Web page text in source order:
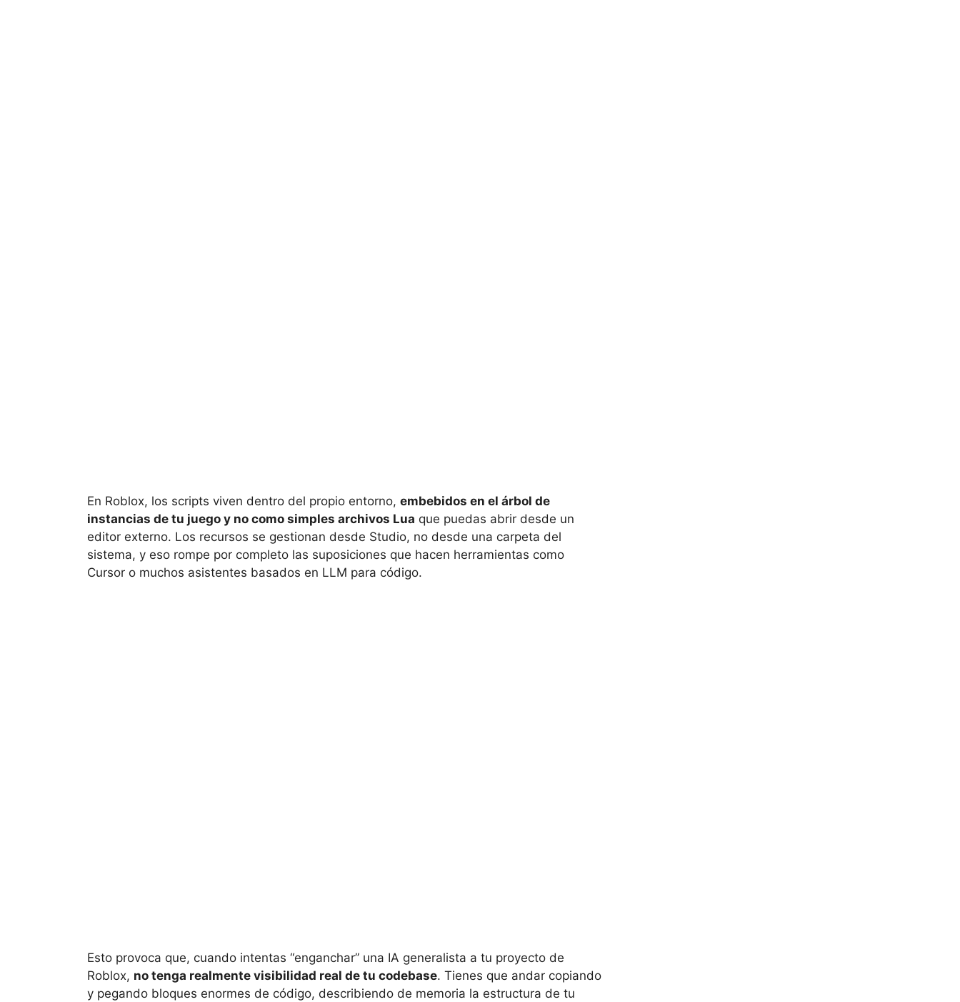
En Roblox, los scripts viven dentro del propio entorno, embebidos en el árbol de
instancias de tu juego y no como simples archivos Lua que puedas abrir desde un
editor externo. Los recursos se gestionan desde Studio, no desde una carpeta del
sistema, y eso rompe por completo las suposiciones que hacen herramientas como
Cursor o muchos asistentes basados en LLM para código.
Esto provoca que, cuando intentas “enganchar” una IA generalista a tu proyecto de
Roblox, no tenga realmente visibilidad real de tu codebase. Tienes que andar copiando
y pegando bloques enormes de código, describiendo de memoria la estructura de tu